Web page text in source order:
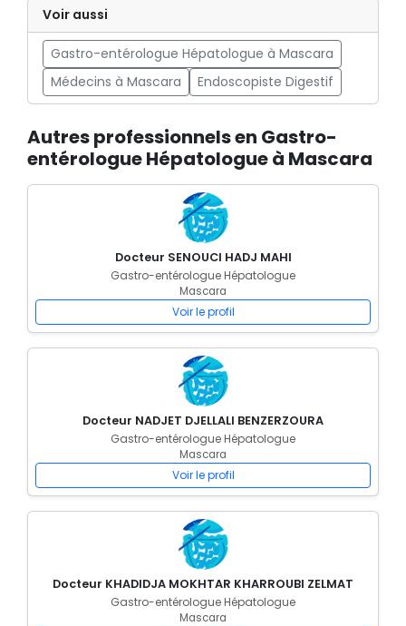
Voir aussi
Gastro-entérologue Hépatologue à Mascara
Médecins à Mascara
Endoscopiste Digestif
Autres professionnels en Gastro-
entérologue Hépatologue à Mascara
Docteur SENOUCI HADJ MAHI
Gastro-entérologue Hépatologue
Mascara
Voir le profil
Docteur NADJET DJELLALI BENZERZOURA
Gastro-entérologue Hépatologue
Mascara
Voir le profil
Docteur KHADIDJA MOKHTAR KHARROUBI ZELMAT
Gastro-entérologue Hépatologue
Mascara